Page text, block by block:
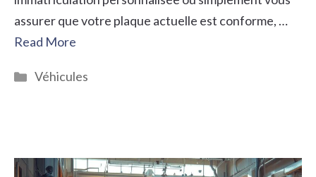
assurer que votre plaque actuelle est conforme, …
Read More
Catégories
Véhicules